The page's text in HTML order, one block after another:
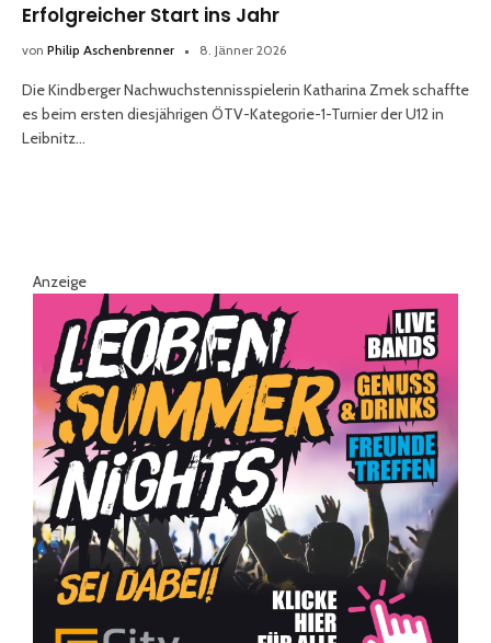
Erfolgreicher Start ins Jahr
von Philip Aschenbrenner 8. Jänner 2026
Die Kindberger Nachwuchstennisspielerin Katharina Zmek schaffte
es beim ersten diesjährigen ÖTV-Kategorie-1-Turnier der U12 in
Leibnitz…
Anzeige